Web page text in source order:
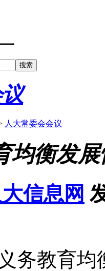
人大常委会会议
均衡发
信息网
务教育均